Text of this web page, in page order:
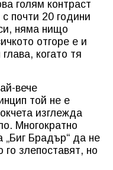
голям контраст
почти 20 години
няма нищо
отгоре е и
когато тя
вече
той не е
изглежда
Многократно
„Биг Брадър“ да не
го злепоставят, но